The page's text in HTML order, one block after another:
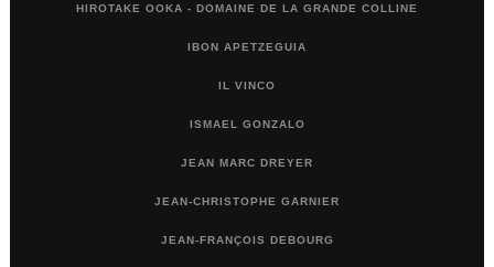
HIROTAKE OOKA - DOMAINE DE LA GRANDE COLLINE
IBON APETZEGUIA
IL VINCO
ISMAEL GONZALO
JEAN MARC DREYER
JEAN-CHRISTOPHE GARNIER
JEAN-FRANÇOIS DEBOURG